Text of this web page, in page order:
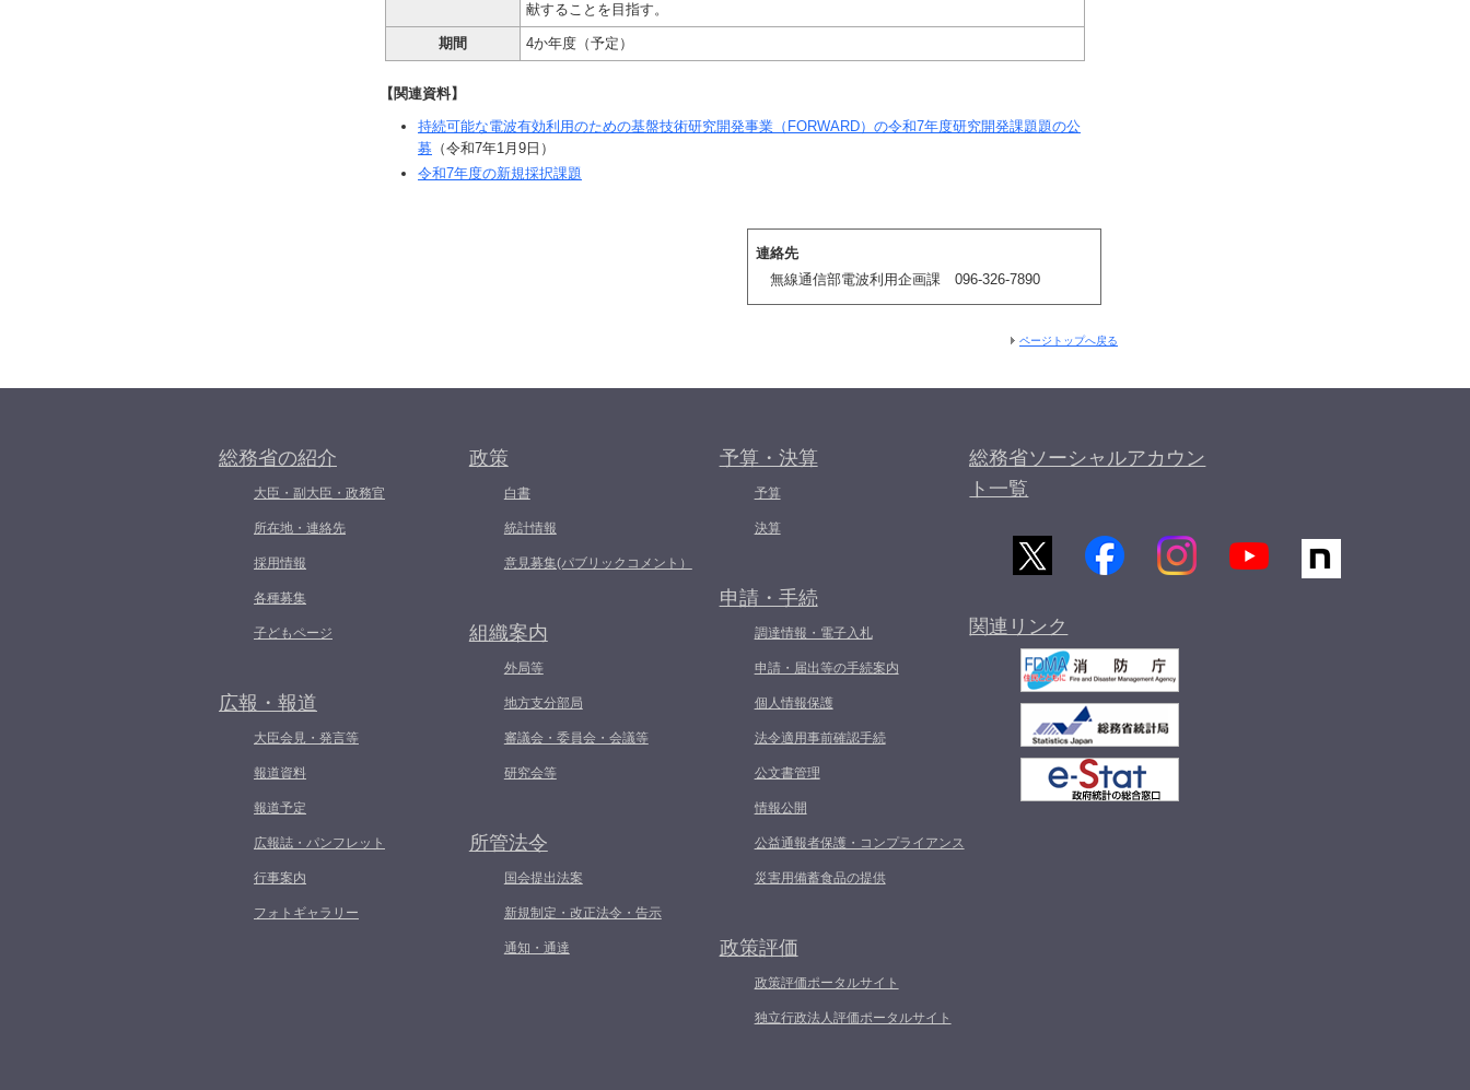
献することを目指す。
期間 4か年度（予定）
【関連資料】
持続可能な電波有効利用のための基盤技術研究開発事業（FORWARD）の令和7年度研究開発課題題の公
募 （令和7年1月9日）
令和7年度の新規採択課題
連絡先
無線通信部電波利用企画課 096-326-7890
ページトップへ戻る
総務省の紹介
大臣・副大臣・政務官
所在地・連絡先
採用情報
各種募集
子どもページ
広報・報道
大臣会見・発言等
報道資料
報道予定
広報誌・パンフレット
行事案内
フォトギャラリー
政策
白書
統計情報
意見募集(パブリックコメント）
組織案内
外局等
地方支分部局
審議会・委員会・会議等
研究会等
所管法令
国会提出法案
新規制定・改正法令・告示
通知・通達
予算・決算
予算
決算
申請・手続
調達情報・電子入札
申請・届出等の手続案内
個人情報保護
法令適用事前確認手続
公文書管理
情報公開
公益通報者保護・コンプライアンス
災害用備蓄食品の提供
政策評価
政策評価ポータルサイト
独立行政法人評価ポータルサイト
総務省ソーシャルアカウン
ト一覧
関連リンク